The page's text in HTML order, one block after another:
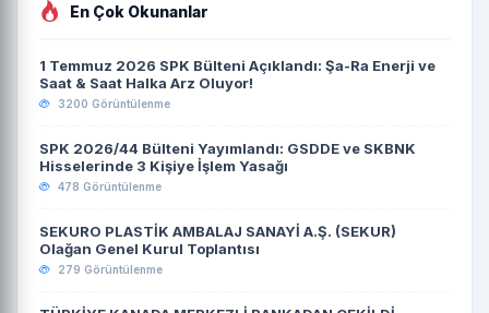
En Çok Okunanlar
1 Temmuz 2026 SPK Bülteni Açıklandı: Şa-Ra Enerji ve
Saat & Saat Halka Arz Oluyor!
3200 Görüntülenme
SPK 2026/44 Bülteni Yayımlandı: GSDDE ve SKBNK
Hisselerinde 3 Kişiye İşlem Yasağı
478 Görüntülenme
SEKURO PLASTİK AMBALAJ SANAYİ A.Ş. (SEKUR)
Olağan Genel Kurul Toplantısı
279 Görüntülenme